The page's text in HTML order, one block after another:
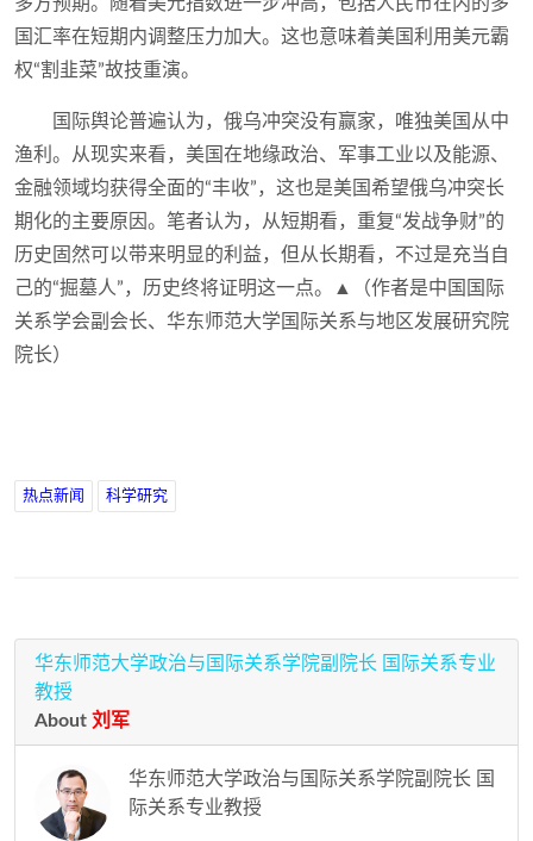
国汇率在短期内调整压力加大。这也意味着美国利用美元霸
权“割韭菜”故技重演。
国际舆论普遍认为，俄乌冲突没有赢家，唯独美国从中
渔利。从现实来看，美国在地缘政治、军事工业以及能源、
金融领域均获得全面的“丰收”，这也是美国希望俄乌冲突长
期化的主要原因。笔者认为，从短期看，重复“发战争财”的
历史固然可以带来明显的利益，但从长期看，不过是充当自
己的“掘墓人”，历史终将证明这一点。▲（作者是中国国际
关系学会副会长、华东师范大学国际关系与地区发展研究院
院长）
热点新闻 科学研究
华东师范大学政治与国际关系学院副院长 国际关系专业
教授
About 刘军
华东师范大学政治与国际关系学院副院长 国
际关系专业教授